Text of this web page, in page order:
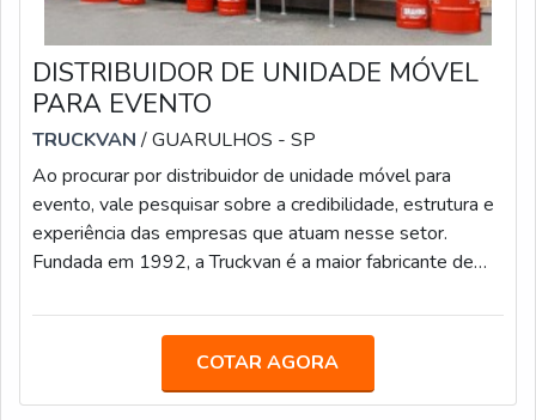
DISTRIBUIDOR DE UNIDADE MÓVEL
PARA EVENTO
TRUCKVAN/ GUARULHOS - SP
Ao procurar por distribuidor de unidade móvel para
evento, vale pesquisar sobre a credibilidade, estrutura e
experiência das empresas que atuam nesse setor.
Fundada em 1992, a Truckvan é a maior fabricante de
colaboradores e uma sede de 60 mil m² localizada na
Guarulhos (SP).MAIS DETALHES SOBRE AS CASESA
Truckvan já desenvolveu unidades móveis para eventos
COTAR AGORA